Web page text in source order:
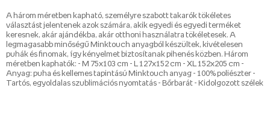
A három méretben kapható, személyre szabott takarók tökéletes
választást jelentenek azok számára, akik egyedi és egyedi terméket
keresnek, akár ajándékba, akár otthoni használatra tökéletesek. A
legmagasabb minőségű Minktouch anyagból készültek, kivételesen
puhák és finomak, így kényelmet biztosítanak pihenés közben. Három
méretben kaphatók: - M 75x103 cm - L 127x152 cm - XL 152x205 cm -
Anyag: puha és kellemes tapintású Minktouch anyag - 100% poliészter -
Tartós, egyoldalas szublimációs nyomtatás - Bőrbarát - Kidolgozott szélek